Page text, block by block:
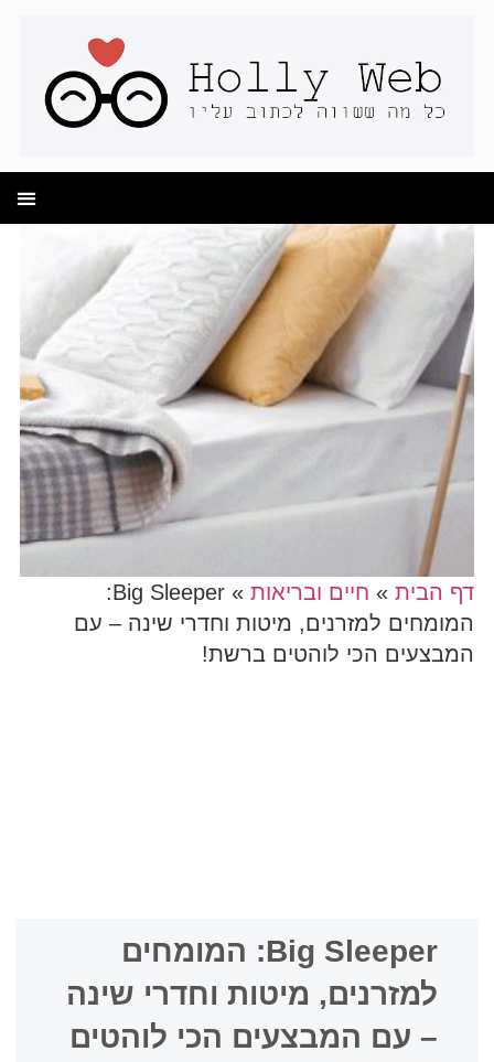
דף הבית » חיים ובריאות »
Big Sleeper:
המומחים למזרנים, מיטות וחדרי שינה – עם
המבצעים הכי לוהטים ברשת!
Big Sleeper: המומחים
למזרנים, מיטות וחדרי שינה
– עם המבצעים הכי לוהטים